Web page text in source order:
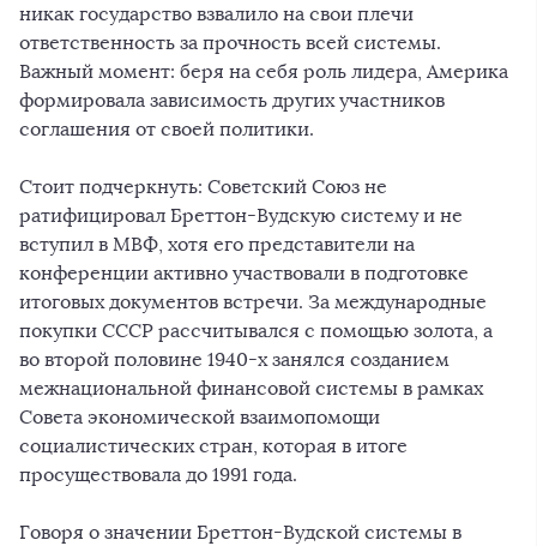
никак государство взвалило на свои плечи
ответственность за прочность всей системы.
Важный момент: беря на себя роль лидера, Америка
формировала зависимость других участников
соглашения от своей политики.
Стоит подчеркнуть: Советский Союз не
ратифицировал Бреттон-Вудскую систему и не
вступил в МВФ, хотя его представители на
конференции активно участвовали в подготовке
итоговых документов встречи. За международные
покупки СССР рассчитывался с помощью золота, а
во второй половине 1940-х занялся созданием
межнациональной финансовой системы в рамках
Совета экономической взаимопомощи
социалистических стран, которая в итоге
просуществовала до 1991 года.
Говоря о значении Бреттон-Вудской системы в